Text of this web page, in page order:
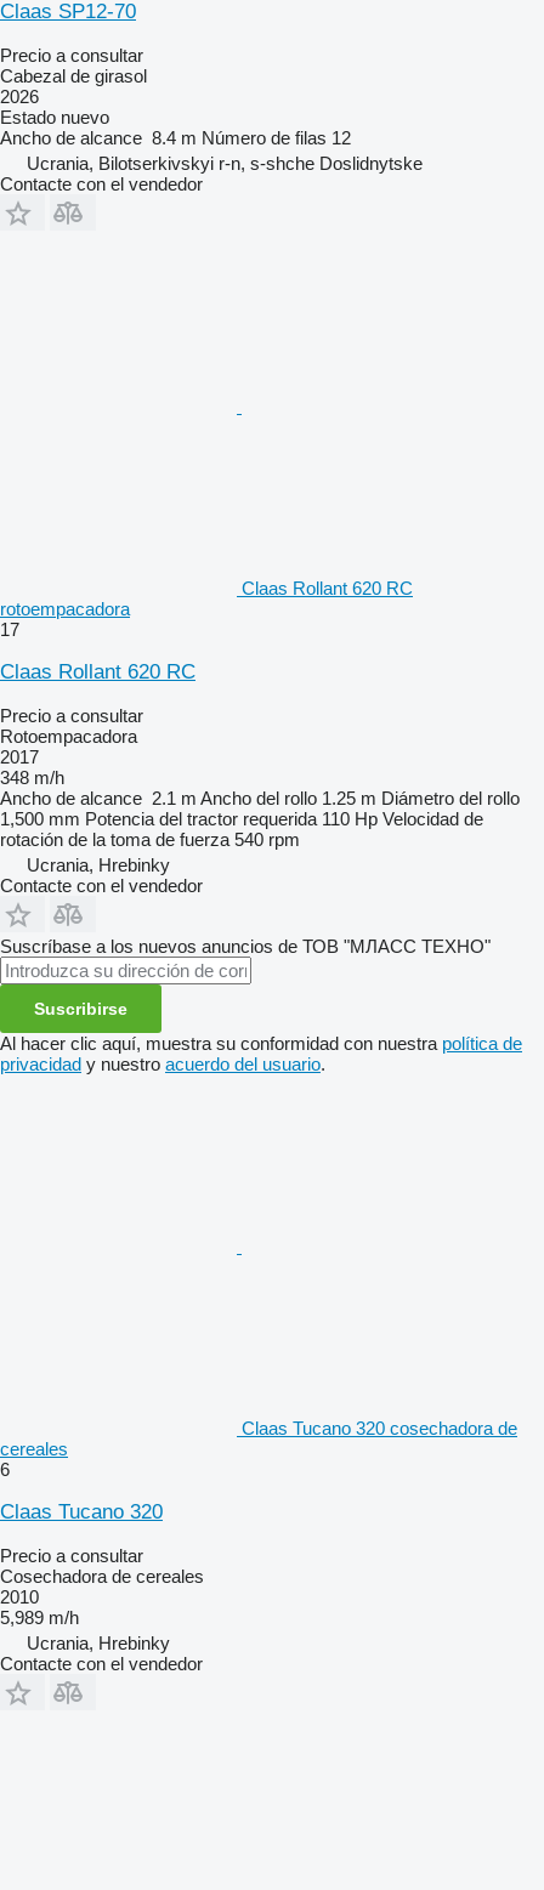
Claas SP12-70
Precio a consultar
Cabezal de girasol
2026
Estado nuevo
Ancho de alcance 8.4 m Número de filas 12
Ucrania, Bilotserkivskyi r-n, s-shche Doslidnytske
Contacte con el vendedor
Claas Rollant 620 RC
rotoempacadora
17
Claas Rollant 620 RC
Precio a consultar
Rotoempacadora
2017
348 m/h
Ancho de alcance 2.1 m Ancho del rollo 1.25 m Diámetro del rollo
1,500 mm Potencia del tractor requerida 110 Hp Velocidad de
rotación de la toma de fuerza 540 rpm
Ucrania, Hrebinky
Contacte con el vendedor
Suscríbase a los nuevos anuncios de ТОВ "МЛАСС ТЕХНО"
Suscribirse
Al hacer clic aquí, muestra su conformidad con nuestra política de
privacidad y nuestro acuerdo del usuario.
Claas Tucano 320 cosechadora de
cereales
6
Claas Tucano 320
Precio a consultar
Cosechadora de cereales
2010
5,989 m/h
Ucrania, Hrebinky
Contacte con el vendedor